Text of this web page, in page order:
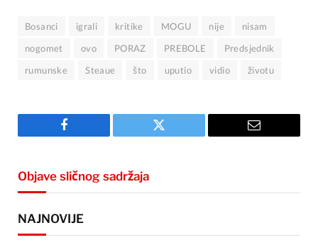
Bosanci igrali kritike MOGU nije
nisam
nogomet
ovo PORAZ PREBOLE
Predsjednik
rumunske
Steaue što uputio vidio životu
Facebook Twitter Email
Objave sličnog sadržaja
NAJNOVIJE